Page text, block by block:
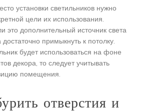
установки светильников нужно
цели их использования.
это дополнительный источник света
достаточно примыкнуть к потолку.
будет использоваться на фоне
декора, то следует учитывать
помещения.
отверстия и